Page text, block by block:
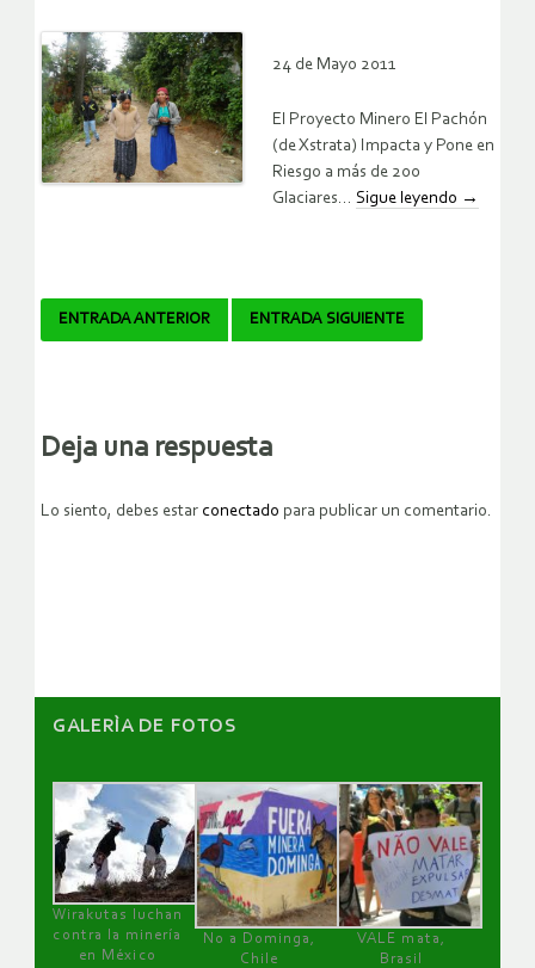
24 de Mayo 2011
El Proyecto Minero El Pachón
(de Xstrata) Impacta y Pone en
Riesgo a más de 200
Glaciares… Sigue leyendo →
Navegador
artículos
ENTRADA ANTERIOR ENTRADA SIGUIENTE
Deja una respuesta
Lo siento, debes estar conectado para publicar un comentario.
GALERÌA DE FOTOS
Wirakutas luchan
contra la minería
en México
No a Dominga,
Chile
VALE mata,
Brasil